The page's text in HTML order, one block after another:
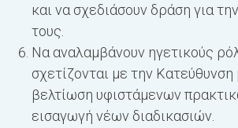
και να σχεδιάσουν δράση για
τους.
Να αναλαμβάνουν ηγετικούς
σχετίζονται με την
βελτίωση υφιστάμενων
εισαγωγή νέων διαδικασιών.